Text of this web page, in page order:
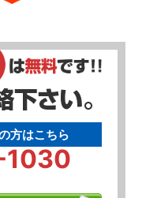
方はこちら